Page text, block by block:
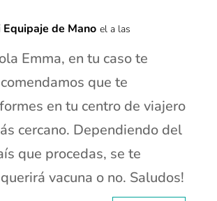
Equipaje de Mano el a las
Emma, en tu caso te
que te
en tu centro de viajero
cercano. Dependiendo del
que procedas, se te
vacuna o no. Saludos!